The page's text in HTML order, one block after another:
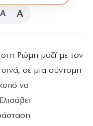
A A
Ρώμη μαζί με τον
σε μια σύντομη
να